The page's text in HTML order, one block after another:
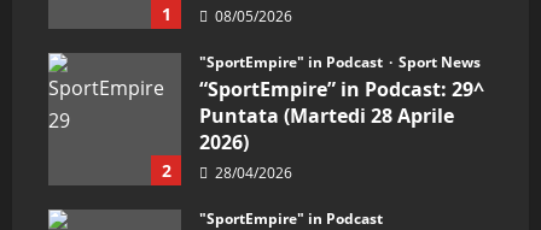
1 08/05/2026
2
"SportEmpire" in Podcast Sport News
“SportEmpire” in Podcast: 29^
Puntata (Martedi 28 Aprile
2026)
28/04/2026
"SportEmpire" in Podcast